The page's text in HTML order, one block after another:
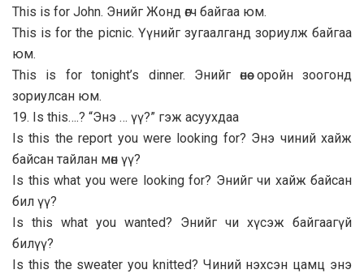
This is for John. Энийг Жонд өгч байгаа юм.
This is for the picnic. Үүнийг зугаалганд зориулж байгаа
юм.
This is for tonight’s dinner. Энийг өнөө оройн зоогонд
зориулсан юм.
19. Is this….? “Энэ … үү?” гэж асуухдаа
Is this the report you were looking for? Энэ чиний хайж
байсан тайлан мөн үү?
Is this what you were looking for? Энийг чи хайж байсан
бил үү?
Is this what you wanted? Энийг чи хүсэж байгаагүй
билүү?
Is this the sweater you knitted? Чиний нэхсэн цамц энэ